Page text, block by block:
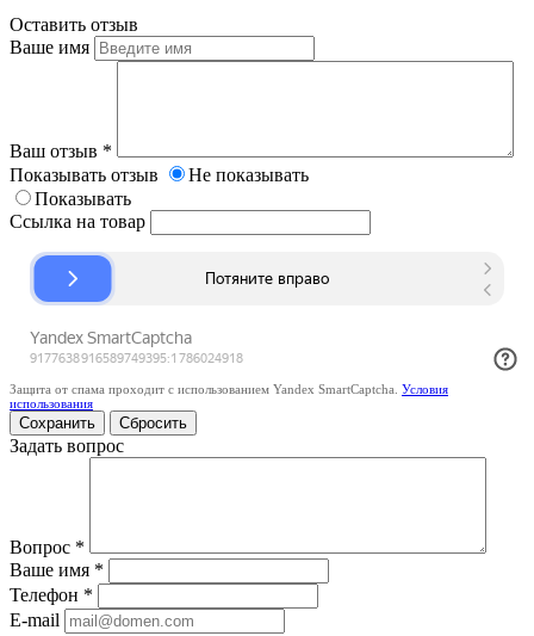
Оставить отзыв
Ваше имя
Ваш отзыв *
Показывать отзыв
Не показывать
Показывать
Ссылка на товар
Защита от спама проходит с использованием Yandex SmartCaptcha. Условия
использования
Сбросить
Задать вопрос
Вопрос *
Ваше имя *
Телефон *
E-mail